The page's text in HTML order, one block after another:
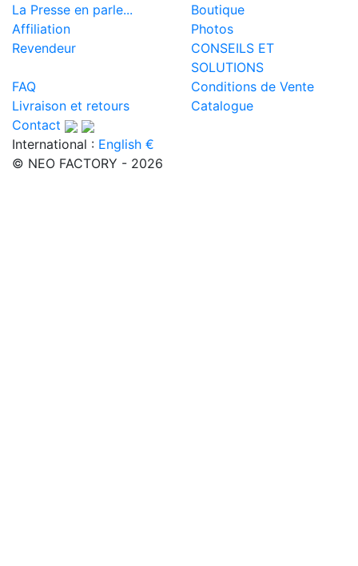
La Presse en parle...
Boutique
Affiliation
Photos
Revendeur
CONSEILS ET
SOLUTIONS
FAQ
Conditions de Vente
Livraison et retours
Catalogue
Contact
International : English €
© NEO FACTORY - 2026